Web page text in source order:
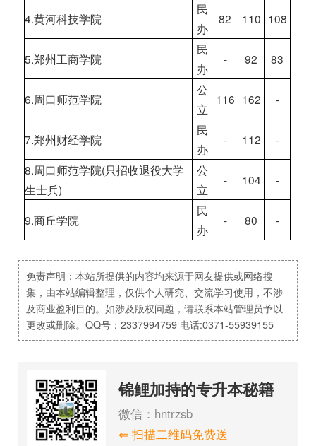
4.黄河科技学院
民
办
82 110 108
5.郑州工商学院
民
办
- 92 83
6.周口师范学院
公
立
116 162 -
7.郑州财经学院
民
办
- 112
-
8.周口师范学院(只招收退役大学
生士兵)
公
立
- 104 -
9.商丘学院
民
办
- 80 -
免责声明：本站所提供的内容均来源于网友提供或网络搜
集，由本站编辑整理，仅供个人研究、交流学习使用，不涉
及商业盈利目的。如涉及版权问题，请联系本站管理员予以
更改或删除。QQ号：2337994759 电话:0371-55939155
锦鲤加持的专升本秘籍
微信：hntrzsb
⇐ 扫描二维码免费送